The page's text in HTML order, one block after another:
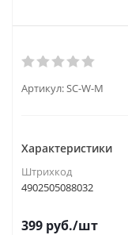
Артикул:SC-W-M
Характеристики
Штрихкод
4902505088032
399 руб./шт